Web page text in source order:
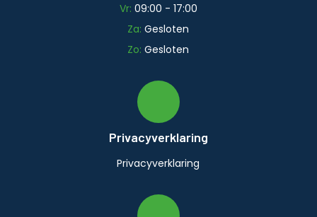
Vr: 09:00 - 17:00
Za:Gesloten
Zo:Gesloten
Privacyverklaring
Privacyverklaring